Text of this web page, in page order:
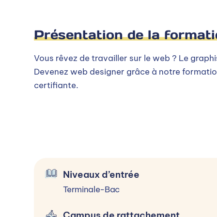
Présentation de la
Vous rêvez de travailler sur le web ? Le
Devenez web designer grâce à notre
certifiante.
Niveaux d’entrée
Terminale-Bac
Niveaux d’entrée et
Terminale-Bac
Pas de diplôme requis à l’entrée !
dossiers) Créativité, sens artistique,
Alternance